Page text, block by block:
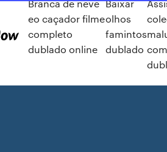
Branca de neve
eo caçador filme
completo
dublado online
Baixar
olhos
famintos
dublado